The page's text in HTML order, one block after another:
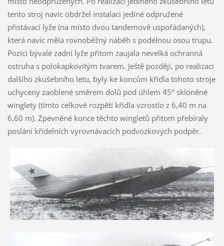
tento stroj navíc obdržel instalaci jediné odpružené
přistávací lyže (na místo dvou tandemově uspořádaných),
která navíc měla rovnoběžný náběh s podélnou osou trupu.
Pozici bývalé zadní lyže přitom zaujala nevelká ochranná
ostruha s polokapkovitým tvarem. Ještě později, po realizaci
dalšího zkušebního letu, byly ke koncům křídla tohoto stroje
uchyceny zaoblené směrem dolů pod úhlem 45° skloněné
winglety (tímto celkové rozpětí křídla vzrostlo z 6,40 m na
6,60 m). Zpevněné konce těchto wingletů přitom přebíraly
poslání křídelních vyrovnávacích podvozkových podpěr.